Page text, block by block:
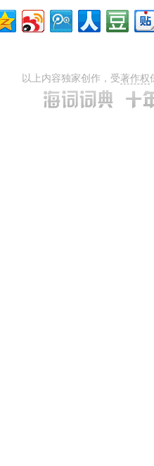
以上内容独家创作，受著作权